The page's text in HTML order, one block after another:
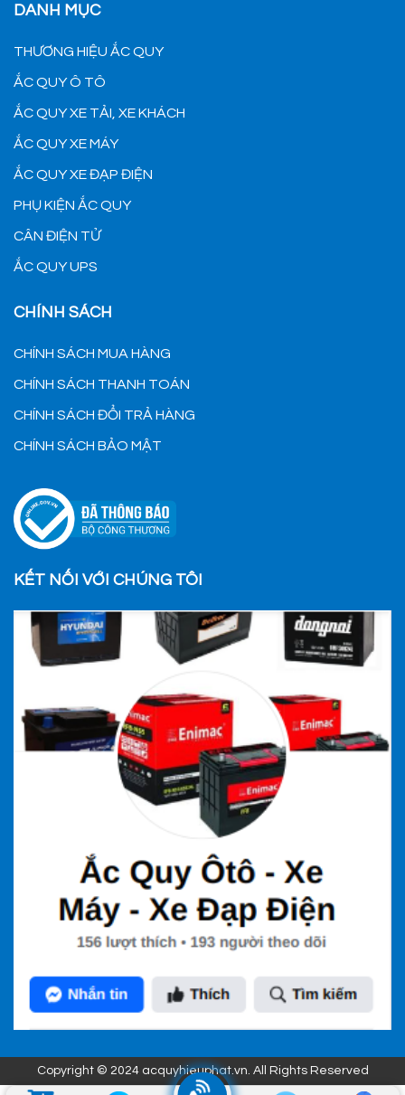
DANH MỤC
THƯƠNG HIỆU ẮC QUY
ẮC QUY Ô TÔ
ẮC QUY XE TẢI, XE KHÁCH
ẮC QUY XE MÁY
ẮC QUY XE ĐẠP ĐIỆN
PHỤ KIỆN ẮC QUY
CÂN ĐIỆN TỬ
ẮC QUY UPS
CHÍNH SÁCH
CHÍNH SÁCH MUA HÀNG
CHÍNH SÁCH THANH TOÁN
CHÍNH SÁCH ĐỔI TRẢ HÀNG
CHÍNH SÁCH BẢO MẬT
KẾT NỐI VỚI CHÚNG TÔI
Copyright © 2024 acquyhieuphat.vn. All Rights Reserved